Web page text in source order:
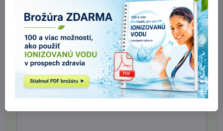
Meno:*
Komentár:*